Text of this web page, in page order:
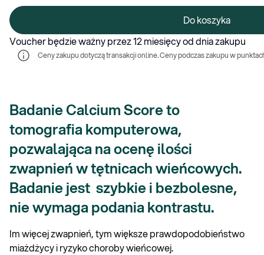
Do koszyka
Voucher będzie ważny przez 12 miesięcy od dnia zakupu
Ceny zakupu dotyczą transakcji online. Ceny podczas zakupu w
Badanie Calcium Score to
tomografia komputerowa,
pozwalająca na ocenę ilości
zwapnień w tętnicach wieńcowych.
Badanie jest szybkie i bezbolesne,
nie wymaga podania kontrastu.
Im więcej zwapnień, tym większe prawdopodobieństwo
miażdżycy i ryzyko choroby wieńcowej.